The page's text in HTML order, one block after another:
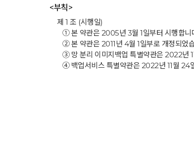
<부칙>
제 1 조 (시행일)
① 본 약관은 2005년 3월 1일부터 시행합니
② 본 약관은 2011년 4월 1일부로 개정되었
③ 망 분리 이미지백업 특별약관은 2022년
④ 백업서비스 특별약관은 2022년 11월 24